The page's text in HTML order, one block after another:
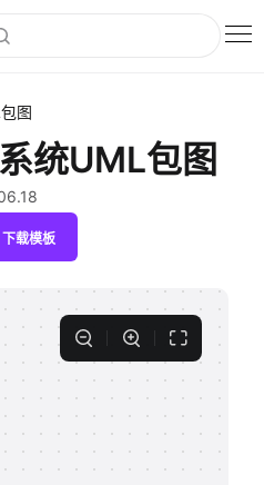
图
统UML包图
下载模板